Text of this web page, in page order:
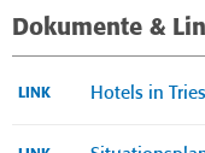
Dokumente &
LINK Hotels in